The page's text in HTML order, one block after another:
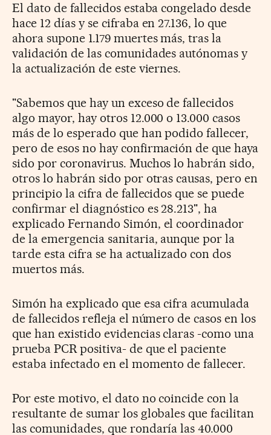
El dato de fallecidos estaba congelado desde
hace 12 días y se cifraba en 27.136, lo que
ahora supone 1.179 muertes más, tras la
validación de las comunidades autónomas y
la actualización de este viernes.
"Sabemos que hay un exceso de fallecidos
algo mayor, hay otros 12.000 o 13.000 casos
más de lo esperado que han podido fallecer,
pero de esos no hay confirmación de que haya
sido por coronavirus. Muchos lo habrán sido,
otros lo habrán sido por otras causas, pero en
principio la cifra de fallecidos que se puede
confirmar el diagnóstico es 28.213", ha
explicado Fernando Simón, el coordinador
de la emergencia sanitaria, aunque por la
tarde esta cifra se ha actualizado con dos
muertos más.
Simón ha explicado que esa cifra acumulada
de fallecidos refleja el número de casos en los
que han existido evidencias claras -como una
prueba PCR positiva- de que el paciente
estaba infectado en el momento de fallecer.
Por este motivo, el dato no coincide con la
resultante de sumar los globales que facilitan
las comunidades, que rondaría las 40.000